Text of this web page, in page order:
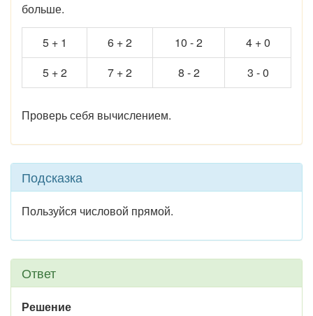
больше.
5 + 1 6 + 2 10 - 2
4 + 0
5 + 2
7 + 2 8 - 2 3 - 0
Проверь себя вычислением.
Подсказка
Пользуйся числовой прямой.
Ответ
Решение